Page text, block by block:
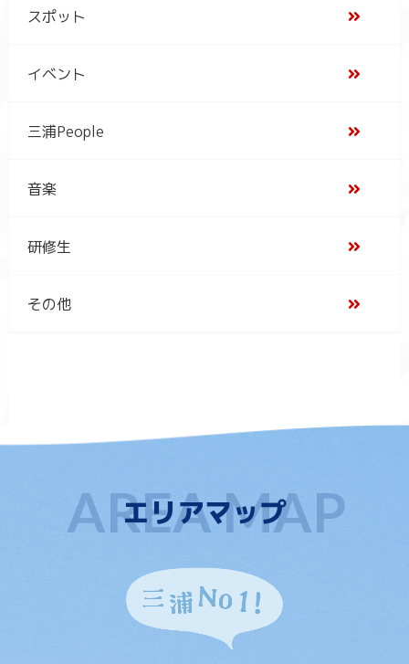
スポット
イベント
三浦People
音楽
研修生
その他
エリアマップ